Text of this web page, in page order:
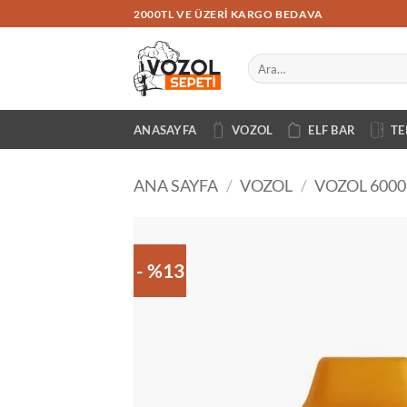
atla
2000TL VE ÜZERI KARGO BEDAVA
Ara:
ANASAYFA VOZOL ELF BAR
ANA SAYFA / VOZOL / VOZOL 6000
- %13